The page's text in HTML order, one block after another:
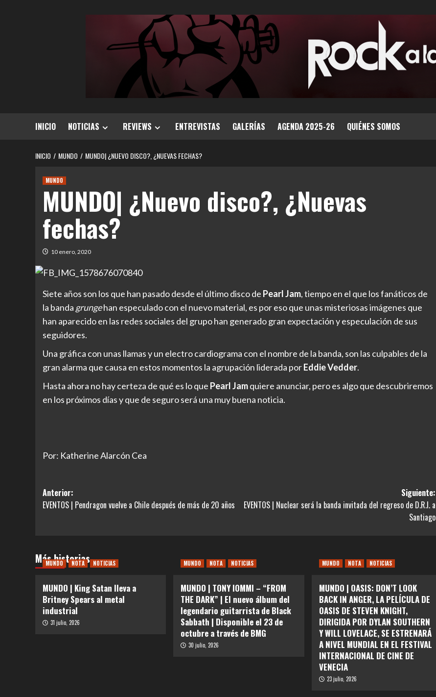
INICIO NOTICIAS REVIEWS ENTREVISTAS GALERÍAS AGENDA 2025-26 QUIÉNES SOMOS
INICIO MUNDO MUNDO| ¿NUEVO DISCO?, ¿NUEVAS FECHAS?
MUNDO
MUNDO| ¿Nuevo disco?, ¿Nuevas
fechas?
10 enero, 2020
Siete años son los que han pasado desde el último disco de Pearl Jam, tiempo en el que los fanáticos de
la banda grungehan especulado con el nuevo material, es por eso que unas misteriosas imágenes que
han aparecido en las redes sociales del grupo han generado gran expectación y especulación de sus
seguidores.
Una gráfica con unas llamas y un electro cardiograma con el nombre de la banda, son las culpables de la
gran alarma que causa en estos momentos la agrupación liderada porEddie Vedder.
Hasta ahora no hay certeza de qué es lo que Pearl Jamquiere anunciar, pero es algo que descubriremos
en los próximos días y que de seguro será una muy buena noticia.
Por: Katherine Alarcón Cea
Navegación
de
Anterior:
EVENTOS | Pendragon vuelve a Chile después de más de 20 años
Siguiente:
EVENTOS | Nuclear será la banda invitada del regreso de D.R.I. a
Santiago
Más historias
MUNDO NOTA NOTICIAS
MUNDO | King Satan lleva a
Britney Spears al metal
industrial
31 julio, 2026
MUNDO NOTA NOTICIAS
MUNDO | TONY IOMMI – “FROM
THE DARK” | El nuevo álbum del
legendario guitarrista de Black
Sabbath | Disponible el 23 de
octubre a través de BMG
30 julio, 2026
MUNDO NOTA NOTICIAS
MUNDO | OASIS: DON’T LOOK
BACK IN ANGER, LA PELÍCULA DE
OASIS DE STEVEN KNIGHT,
DIRIGIDA POR DYLAN SOUTHERN
Y WILL LOVELACE, SE ESTRENARÁ
A NIVEL MUNDIAL EN EL FESTIVAL
INTERNACIONAL DE CINE DE
VENECIA
23 julio, 2026